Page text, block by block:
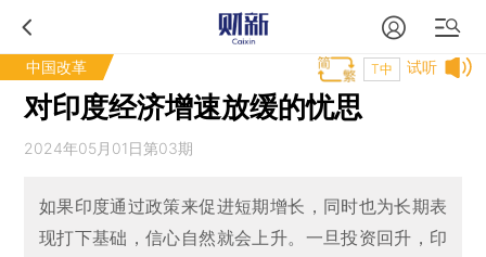
中国改革 试听
T中
对印度经济增速放缓的忧思
2024年05月01日第03期
如果印度通过政策来促进短期增长，同时也为长期表
现打下基础，信心自然就会上升。一旦投资回升，印